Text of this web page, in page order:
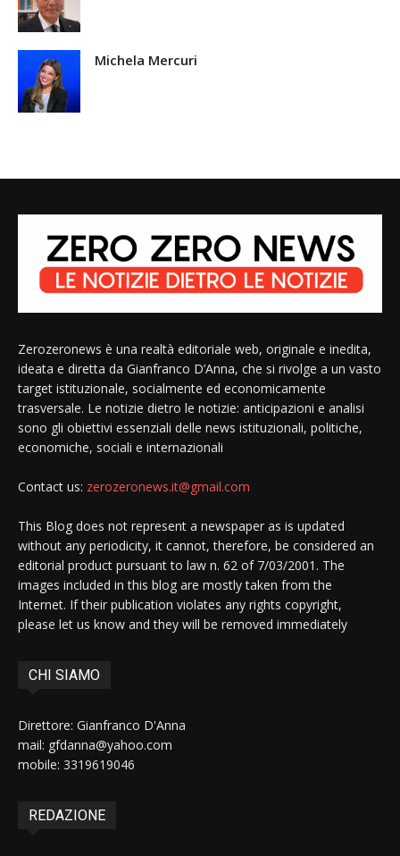
Michela Mercuri
Zerozeronews è una realtà editoriale web, originale e inedita,
ideata e diretta da Gianfranco D’Anna, che si rivolge a un vasto
target istituzionale, socialmente ed economicamente
trasversale. Le notizie dietro le notizie: anticipazioni e analisi
sono gli obiettivi essenziali delle news istituzionali, politiche,
economiche, sociali e internazionali
Contact us: zerozeronews.it@gmail.com
This Blog does not represent a newspaper as is updated
without any periodicity, it cannot, therefore, be considered an
editorial product pursuant to law n. 62 of 7/03/2001. The
images included in this blog are mostly taken from the
Internet. If their publication violates any rights copyright,
please let us know and they will be removed immediately
CHI SIAMO
Direttore: Gianfranco D'Anna
mail: gfdanna@yahoo.com
mobile: 3319619046
REDAZIONE